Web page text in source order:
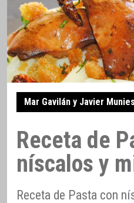
Mar Gavilán y Javier
Receta de
níscalos y
Receta de Pasta con